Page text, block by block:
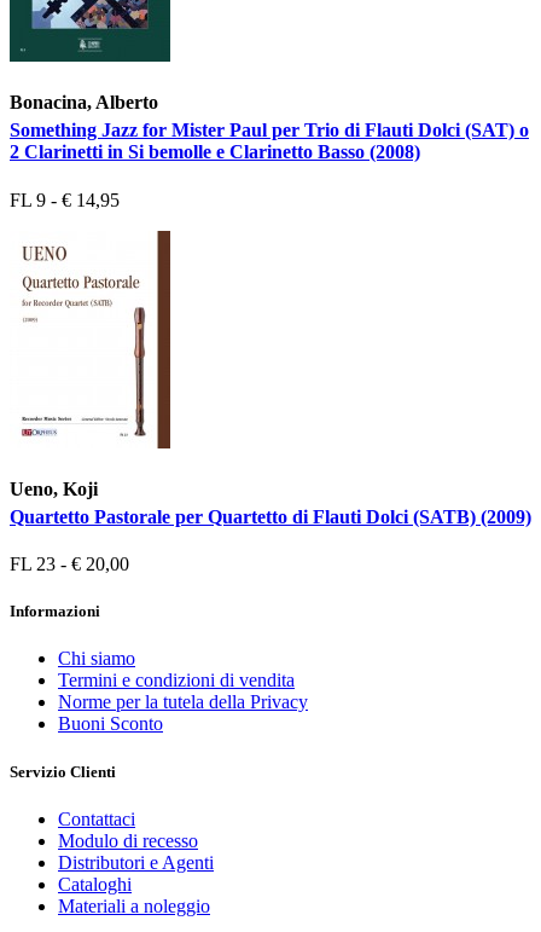
Bonacina, Alberto
Something Jazz for Mister Paul per Trio di Flauti Dolci (SAT) o
2 Clarinetti in Si bemolle e Clarinetto Basso (2008)
FL 9 - € 14,95
Ueno, Koji
Quartetto Pastorale per Quartetto di Flauti Dolci (SATB) (2009)
FL 23 - € 20,00
Informazioni
Chi siamo
Termini e condizioni di vendita
Norme per la tutela della Privacy
Buoni Sconto
Servizio Clienti
Contattaci
Modulo di recesso
Distributori e Agenti
Cataloghi
Materiali a noleggio